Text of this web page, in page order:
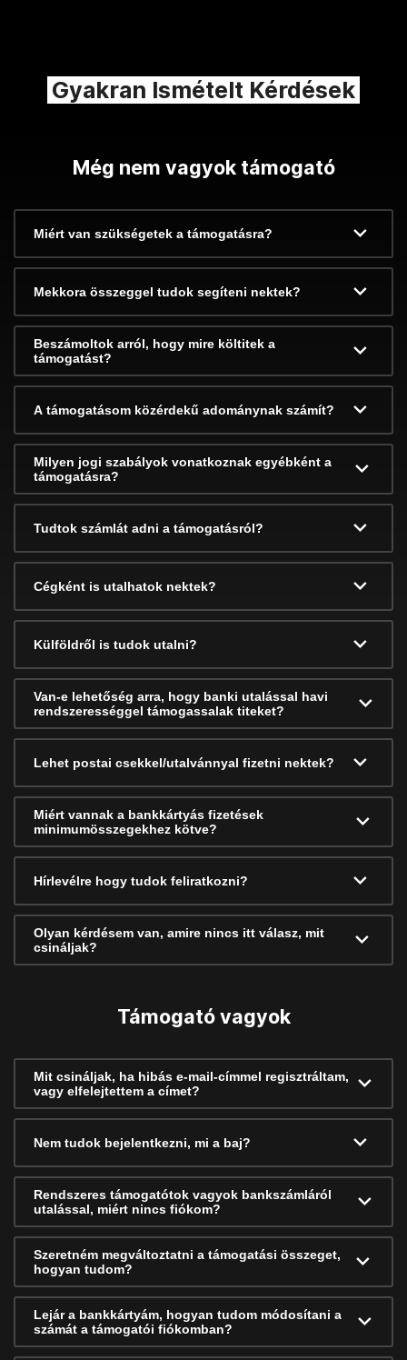
Gyakran Ismételt Kérdések
Még nem vagyok támogató
Miért van szükségetek a támogatásra?
Mekkora összeggel tudok segíteni nektek?
Beszámoltok arról, hogy mire költitek a
támogatást?
A támogatásom közérdekű adománynak számít?
Milyen jogi szabályok vonatkoznak egyébként a
támogatásra?
Tudtok számlát adni a támogatásról?
Cégként is utalhatok nektek?
Külföldről is tudok utalni?
Van-e lehetőség arra, hogy banki utalással havi
rendszerességgel támogassalak titeket?
Lehet postai csekkel/utalvánnyal fizetni nektek?
Miért vannak a bankkártyás fizetések
minimumösszegekhez kötve?
Hírlevélre hogy tudok feliratkozni?
Olyan kérdésem van, amire nincs itt válasz, mit
csináljak?
Támogató vagyok
Mit csináljak, ha hibás e-mail-címmel regisztráltam,
vagy elfelejtettem a címet?
Nem tudok bejelentkezni, mi a baj?
Rendszeres támogatótok vagyok bankszámláról
utalással, miért nincs fiókom?
Szeretném megváltoztatni a támogatási összeget,
hogyan tudom?
Lejár a bankkártyám, hogyan tudom módosítani a
számát a támogatói fiókomban?